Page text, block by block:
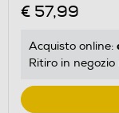
€ 57,99
Acquisto online:
Ritiro in